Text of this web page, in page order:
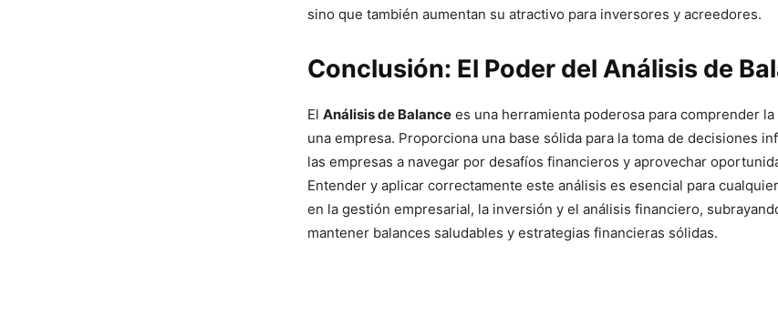
sino que también aumentan su atractivo para inversores y acreedores.
Conclusión: El Poder del Análisis de
El Análisis de Balance es una herramienta poderosa para comprender
una empresa. Proporciona una base sólida para la toma de decisiones
las empresas a navegar por desafíos financieros y aprovechar
Entender y aplicar correctamente este análisis es esencial para
en la gestión empresarial, la inversión y el análisis financiero,
mantener balances saludables y estrategias financieras sólidas.